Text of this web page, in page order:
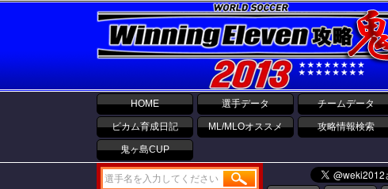
HOME 選手データ チームデータ
ビカム育成日記 ML/MLOオススメ 攻略情報検索
鬼ヶ島CUP